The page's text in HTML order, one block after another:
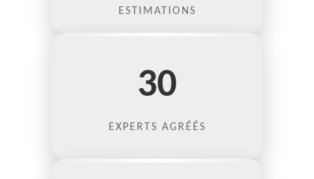
ESTIMATIONS
30
EXPERTS AGRÉÉS